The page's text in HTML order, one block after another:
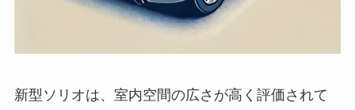
新型ソリオは、室内空間の広さが高く評価されて